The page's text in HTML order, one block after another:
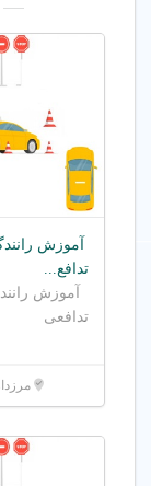
آموزش
تدافع...
آموزش
تدافعی